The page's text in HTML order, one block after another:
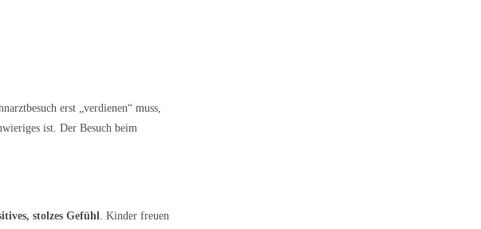
erst „verdienen“ muss,
ist. Der Besuch beim
stolzes Gefühl. Kinder freuen